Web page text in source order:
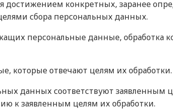
достижением конкретных, заранее
сбора персональных данных.
персональные данные, обработка
которые отвечают целям их обработки.
данных соответствуют заявленным
к заявленным целям их обработки.